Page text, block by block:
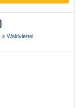
Waldviertel